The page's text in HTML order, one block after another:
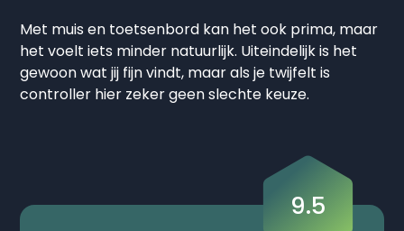
Met muis en toetsenbord kan het ook prima, maar
het voelt iets minder natuurlijk. Uiteindelijk is het
gewoon wat jij fijn vindt, maar als je twijfelt is
controller hier zeker geen slechte keuze.
9.5